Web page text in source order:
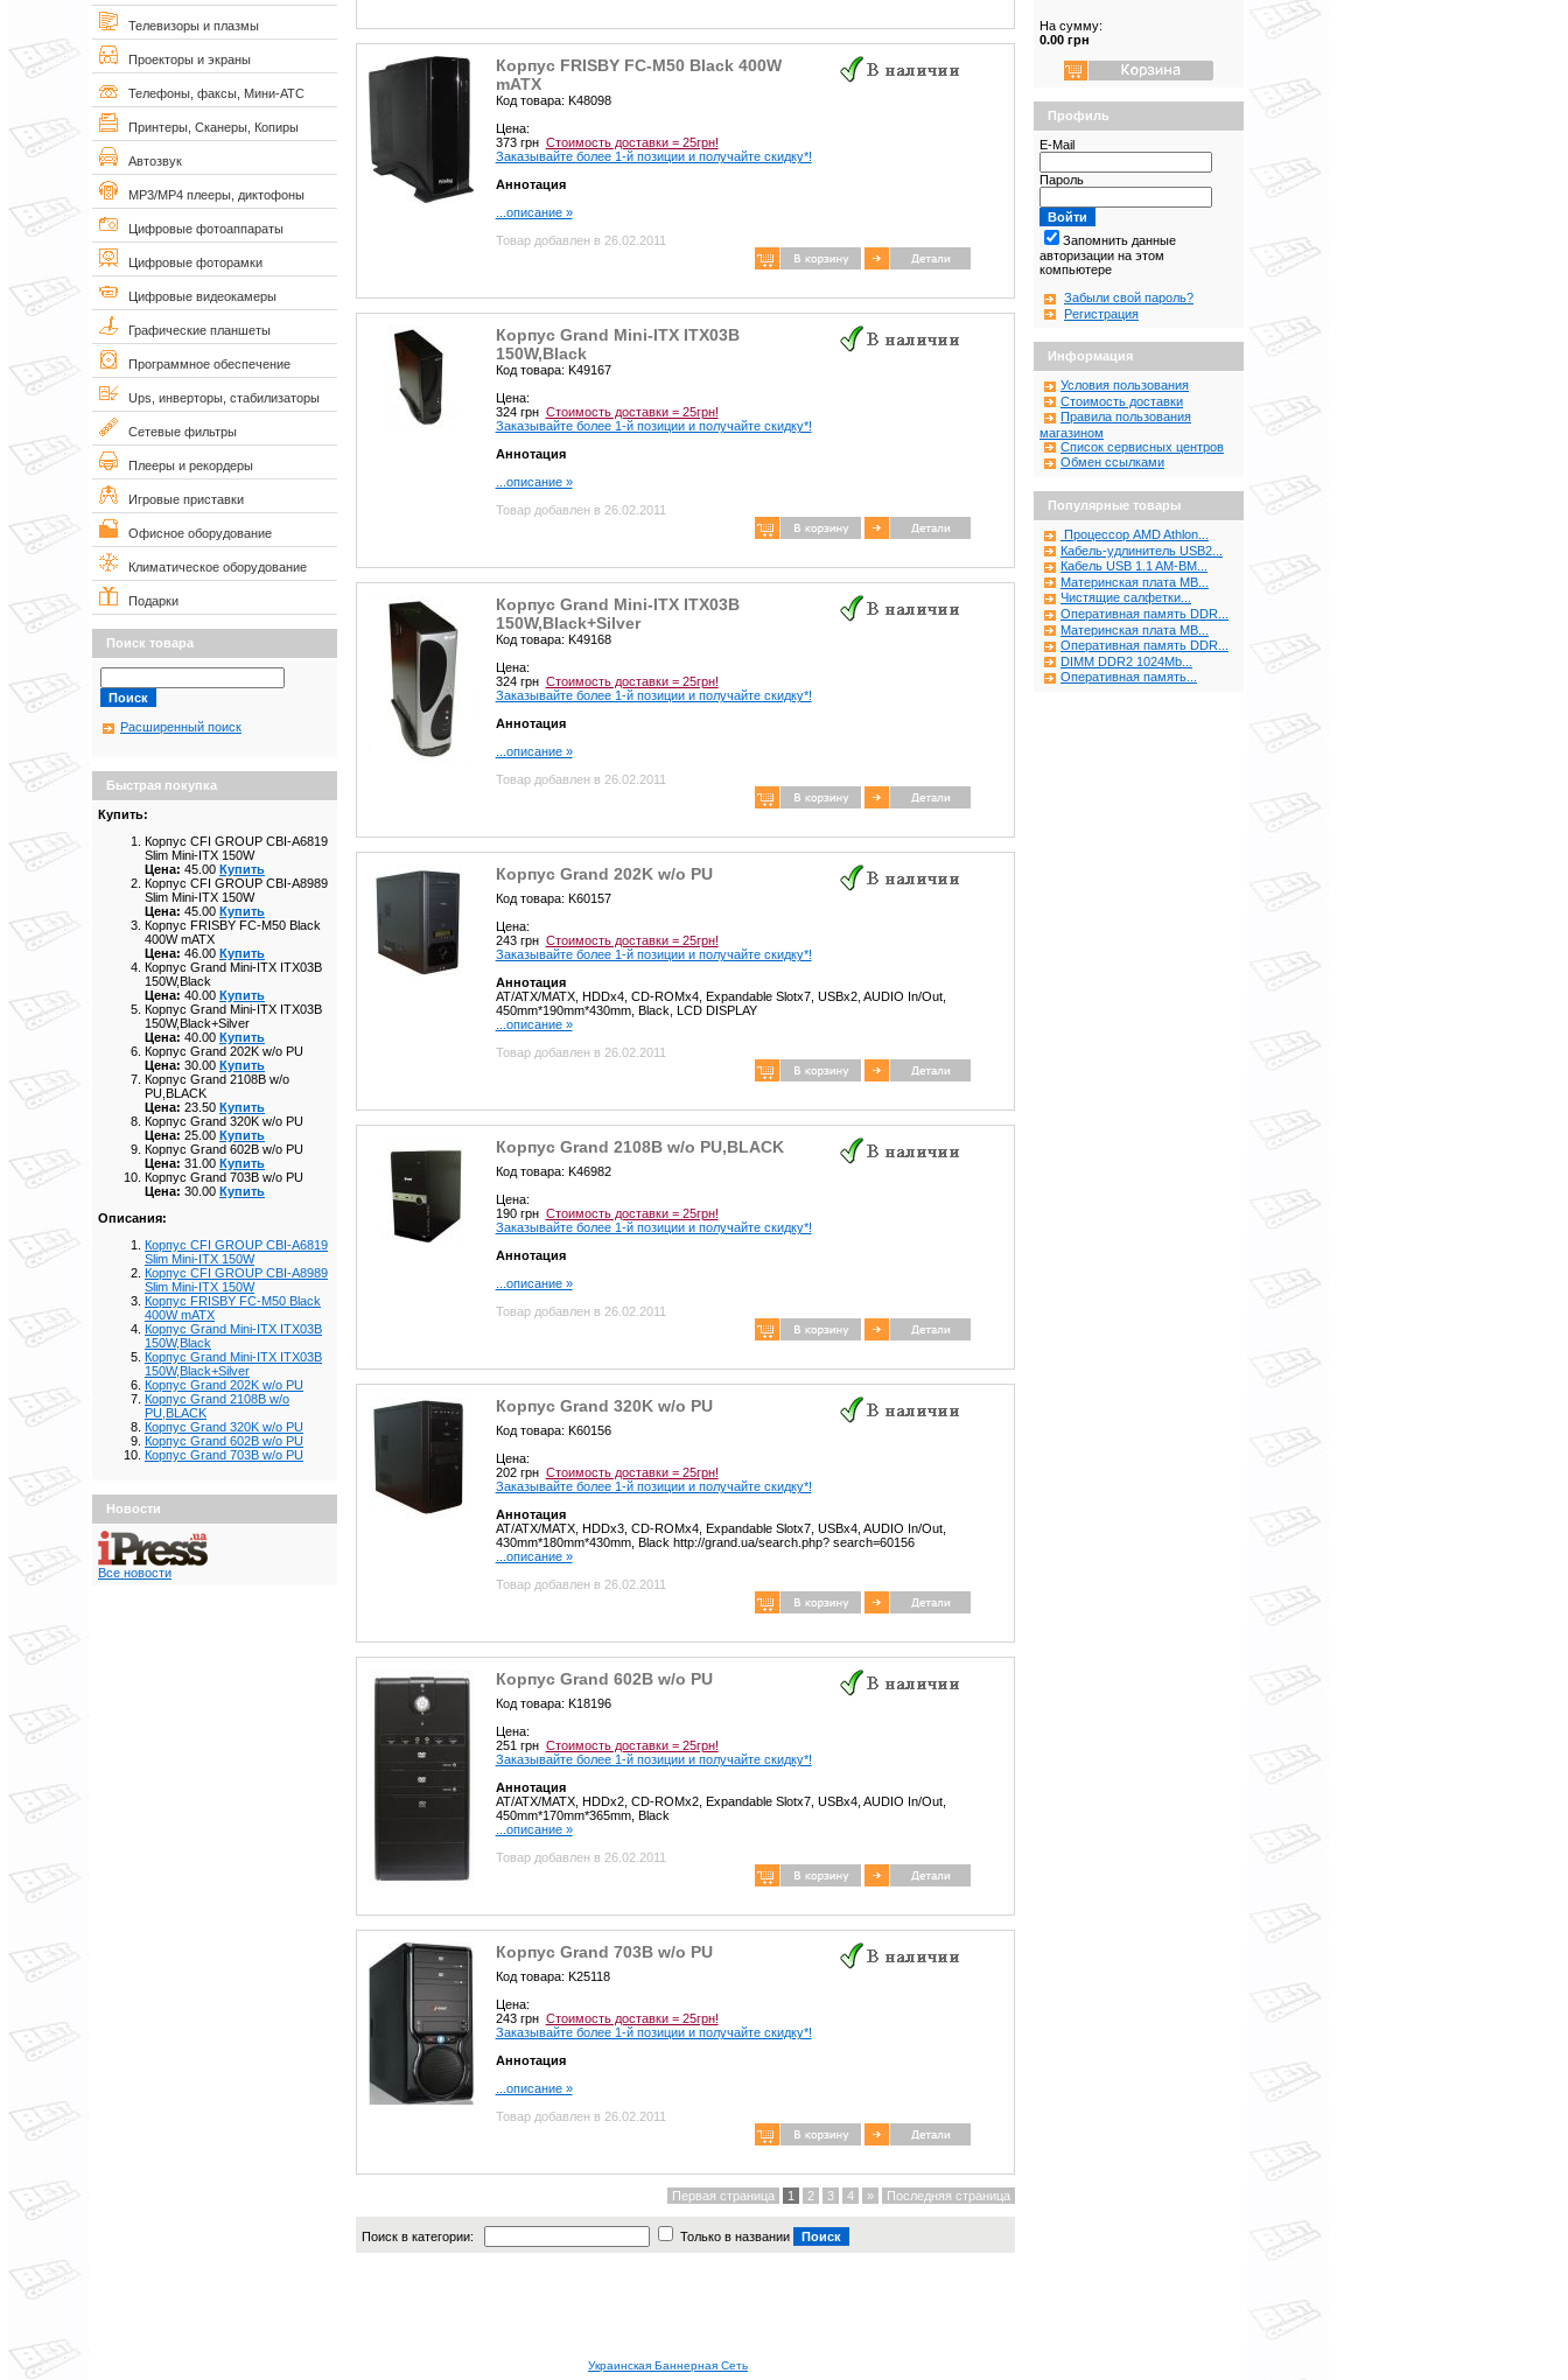
Телевизоры и плазмы
Проекторы и экраны
Телефоны, факсы, Мини-АТС
Принтеры, Сканеры, Копиры
Автозвук
MP3/MP4 плееры, диктофоны
Цифровые фотоаппараты
Цифровые фоторамки
Цифровые видеокамеры
Графические планшеты
Программное обеспечение
Ups, инверторы, стабилизаторы
Сетевые фильтры
Плееры и рекордеры
Игровые приставки
Офисное оборудование
Климатическое оборудование
Подарки
Поиск товара
Расширенный поиск
Быстрая покупка
Купить:
Корпус CFI GROUP CBI-A6819
Slim Mini-ITX 150W
Цена: 45.00 Купить
Корпус CFI GROUP CBI-A8989
Slim Mini-ITX 150W
Цена: 45.00 Купить
Корпус FRISBY FC-M50 Black
400W mATX
Цена: 46.00 Купить
Корпус Grand Mini-ITX ITX03B
150W,Black
Цена: 40.00 Купить
Корпус Grand Mini-ITX ITX03B
150W,Black+Silver
Цена: 40.00 Купить
Корпус Grand 202K w/o PU
Цена: 30.00 Купить
Корпус Grand 2108B w/o
PU,BLACK
Цена: 23.50 Купить
Корпус Grand 320K w/o PU
Цена: 25.00 Купить
Корпус Grand 602B w/o PU
Цена: 31.00 Купить
Корпус Grand 703B w/o PU
Цена: 30.00 Купить
Описания:
Корпус CFI GROUP CBI-A6819
Slim Mini-ITX 150W
Корпус CFI GROUP CBI-A8989
Slim Mini-ITX 150W
Корпус FRISBY FC-M50 Black
400W mATX
Корпус Grand Mini-ITX ITX03B
150W,Black
Корпус Grand Mini-ITX ITX03B
150W,Black+Silver
Корпус Grand 202K w/o PU
Корпус Grand 2108B w/o
PU,BLACK
Корпус Grand 320K w/o PU
Корпус Grand 602B w/o PU
Корпус Grand 703B w/o PU
Новости
Все новости
Корпус FRISBY FC-M50 Black 400W
mATX
Код товара: K48098
Цена:
373 грн Стоимость доставки = 25грн!
Заказывайте более 1-й позиции и получайте скидку*!
Аннотация
...описание »
Товар добавлен в 26.02.2011
Корпус Grand Mini-ITX ITX03B
150W,Black
Код товара: K49167
Цена:
324 грн Стоимость доставки = 25грн!
Заказывайте более 1-й позиции и получайте скидку*!
Аннотация
...описание »
Товар добавлен в 26.02.2011
Корпус Grand Mini-ITX ITX03B
150W,Black+Silver
Код товара: K49168
Цена:
324 грн Стоимость доставки = 25грн!
Заказывайте более 1-й позиции и получайте скидку*!
Аннотация
...описание »
Товар добавлен в 26.02.2011
Корпус Grand 202K w/o PU
Код товара: K60157
Цена:
243 грн Стоимость доставки = 25грн!
Заказывайте более 1-й позиции и получайте скидку*!
Аннотация
AT/ATX/MATX, HDDx4, CD-ROMx4, Expandable Slotx7, USBx2, AUDIO In/Out,
450mm*190mm*430mm, Black, LCD DISPLAY
...описание »
Товар добавлен в 26.02.2011
Корпус Grand 2108B w/o PU,BLACK
Код товара: K46982
Цена:
190 грн Стоимость доставки = 25грн!
Заказывайте более 1-й позиции и получайте скидку*!
Аннотация
...описание »
Товар добавлен в 26.02.2011
Корпус Grand 320K w/o PU
Код товара: K60156
Цена:
202 грн Стоимость доставки = 25грн!
Заказывайте более 1-й позиции и получайте скидку*!
Аннотация
AT/ATX/MATX, HDDx3, CD-ROMx4, Expandable Slotx7, USBx4, AUDIO In/Out,
430mm*180mm*430mm, Black http://grand.ua/search.php? search=60156
...описание »
Товар добавлен в 26.02.2011
Корпус Grand 602B w/o PU
Код товара: K18196
Цена:
251 грн Стоимость доставки = 25грн!
Заказывайте более 1-й позиции и получайте скидку*!
Аннотация
AT/ATX/MATX, HDDx2, CD-ROMx2, Expandable Slotx7, USBx4, AUDIO In/Out,
450mm*170mm*365mm, Black
...описание »
Товар добавлен в 26.02.2011
Корпус Grand 703B w/o PU
Код товара: K25118
Цена:
243 грн Стоимость доставки = 25грн!
Заказывайте более 1-й позиции и получайте скидку*!
Аннотация
...описание »
Товар добавлен в 26.02.2011
Первая страница 1 2 3 4 » Последняя страница
Поиск в категории: Только в названии
На сумму:
0.00 грн
Профиль
E-Mail
Пароль
Запомнить данные
авторизации на этом
компьютере
Забыли свой пароль?
Регистрация
Информация
Условия пользования
Стоимость доставки
Правила пользования
магазином
Список сервисных центров
Обмен ссылками
Популярные товары
Процессор AMD Athlon...
Кабель-удлинитель USB2...
Кабель USB 1.1 AM-BM...
Материнская плата MB...
Чистящие салфетки...
Оперативная память DDR...
Материнская плата MB...
Оперативная память DDR...
DIMM DDR2 1024Mb...
Оперативная память...
Украинская Баннерная Сеть